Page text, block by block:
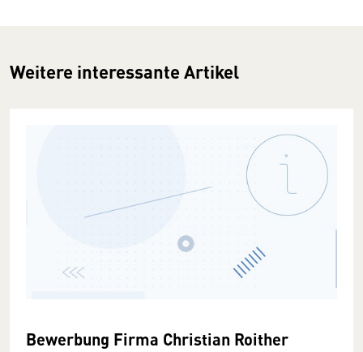
Weitere interessante Artikel
Bewerbung Firma Christian Roither